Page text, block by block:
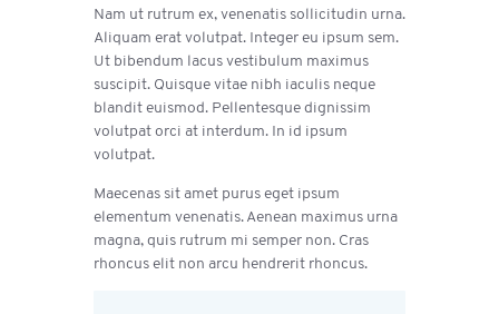
Nam ut rutrum ex, venenatis sollicitudin urna.
Aliquam erat volutpat. Integer eu ipsum sem.
Ut bibendum lacus vestibulum maximus
suscipit. Quisque vitae nibh iaculis neque
blandit euismod. Pellentesque dignissim
volutpat orci at interdum. In id ipsum
volutpat.
Maecenas sit amet purus eget ipsum
elementum venenatis. Aenean maximus urna
magna, quis rutrum mi semper non. Cras
rhoncus elit non arcu hendrerit rhoncus.